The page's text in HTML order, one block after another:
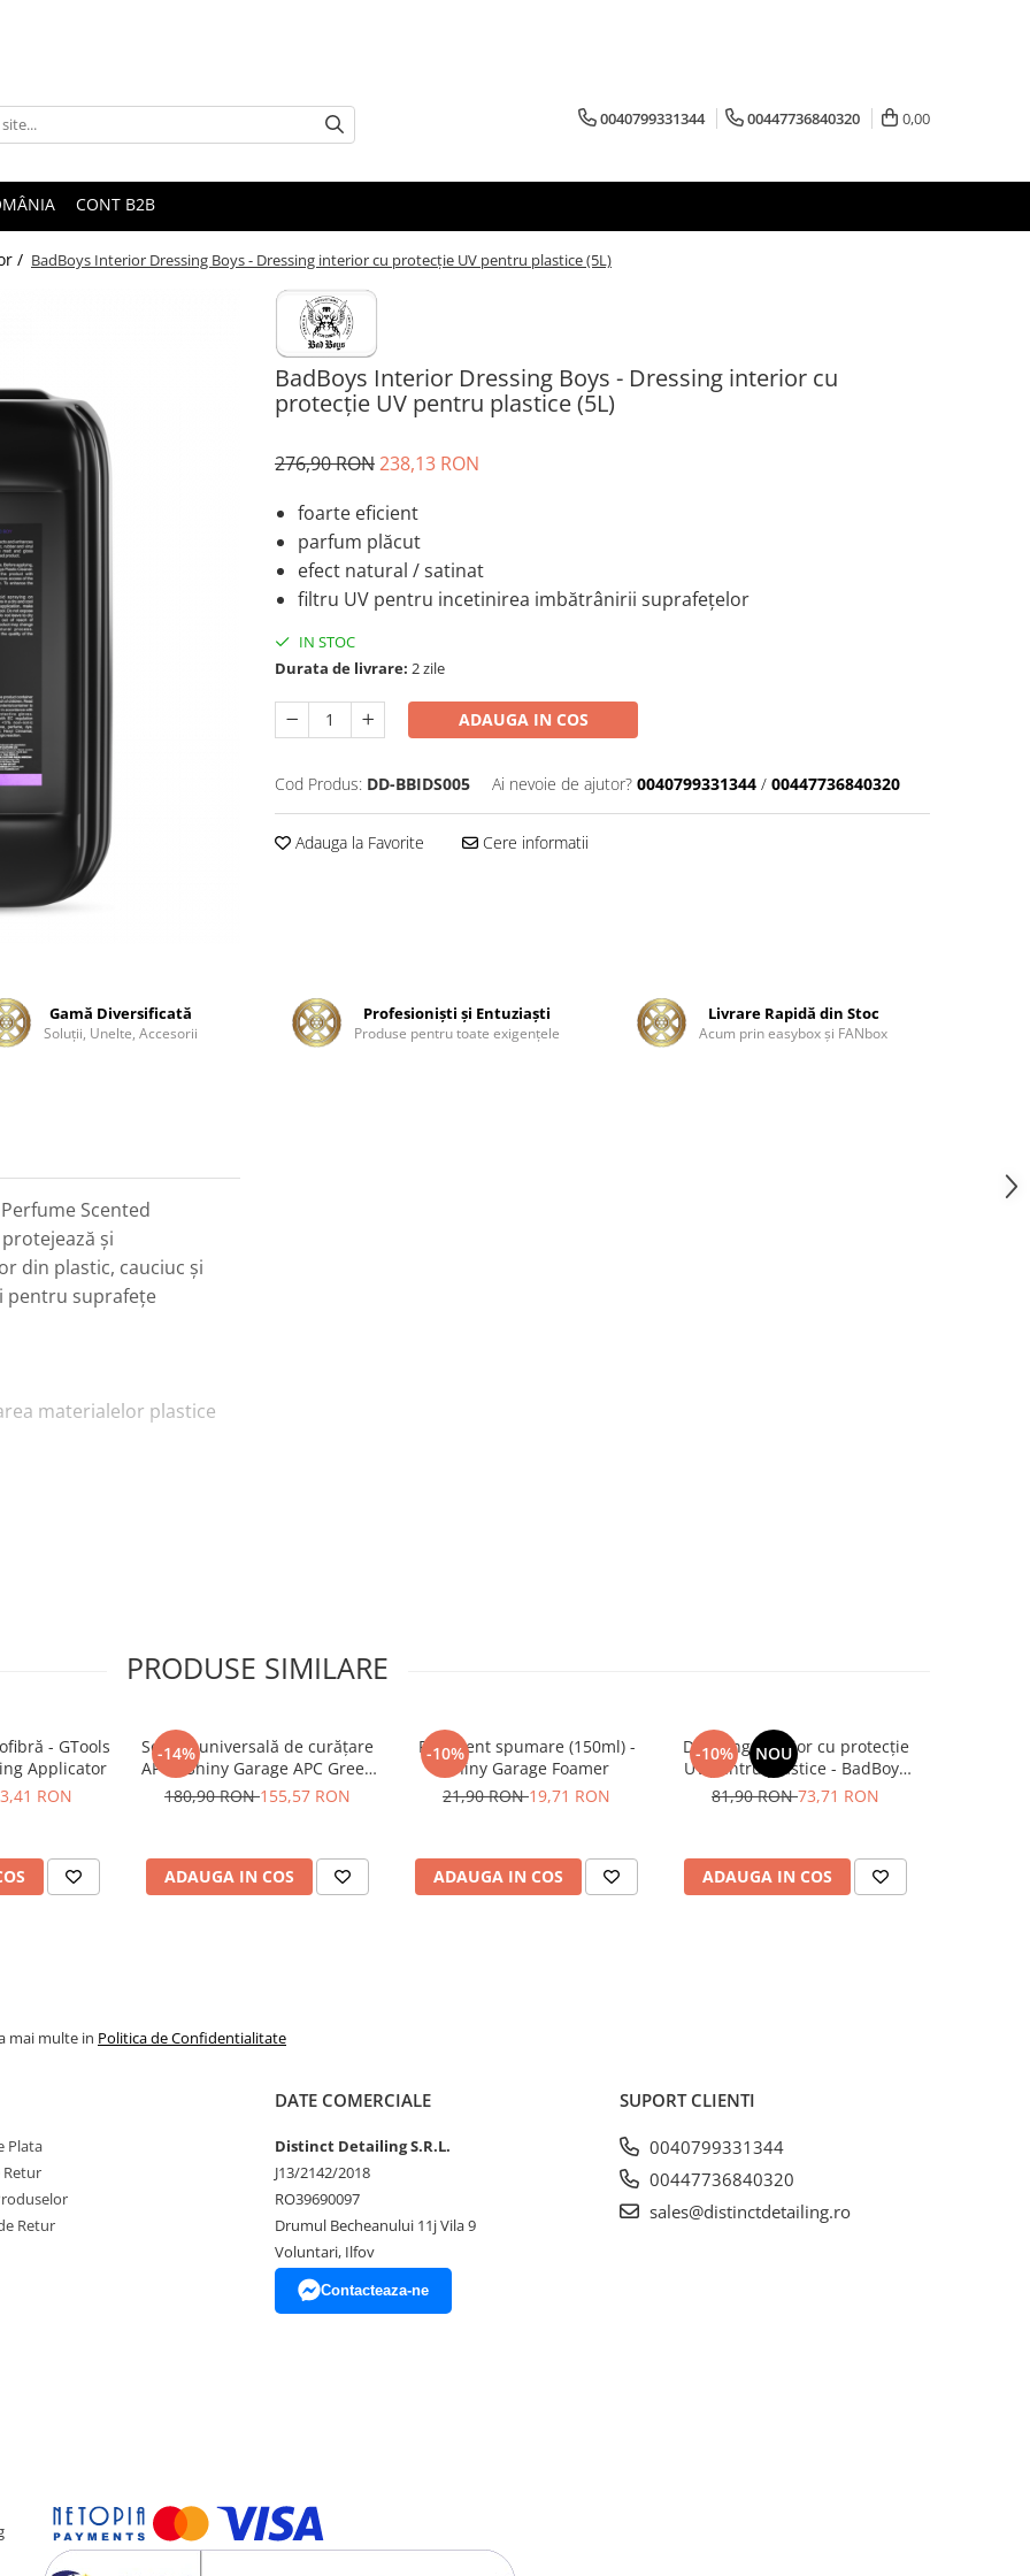
0040799331344 00447736840320 0,00
CONT B2B
/ BadBoys Interior Dressing Boys - Dressing interior cu protecție UV pentru plastice (5L)
BadBoys Interior Dressing Boys - Dressing interior cu
protecție UV pentru plastice (5L)
276,90 RON238,13 RON
foarte eficient
parfum plăcut
efect natural / satinat
filtru UV pentru incetinirea imbătrânirii suprafețelor
IN STOC
Durata de livrare: 2 zile
ADAUGA IN COS
Cod Produs: DD-BBIDS005 Ai nevoie de ajutor? 0040799331344 / 00447736840320
Adauga la Favorite Cere informatii
Gamă Diversificată
Soluţii, Unelte, Accesorii
Profesionişti şi Entuziaşti
Produse pentru toate exigenţele
Livrare Rapidă din Stoc
Acum prin easybox şi FANbox
Scented
și
din plastic, cauciuc și
pentru suprafețe
materialelor plastice
cu Interior
sau microfibra
curățat este rece
PRODUSE SIMILARE
- GTools
Applicator
RON
-14%
Soluție universală de curățare
APC - Shiny Garage APC Green
(5L)
180,90 RON155,57 RON
ADAUGA IN COS
-10%
Recipient spumare (150ml) -
Shiny Garage Foamer
21,90 RON19,71 RON
ADAUGA IN COS
-10% NOU
Dressing interior cu protecție
UV pentru plastice - BadBoys
Interior Dressing Boys (500ml)
81,90 RON73,71 RON
ADAUGA IN COS
mai multe in Politica de Confidentialitate
Plata
Retur
Retur
DATE COMERCIALE
Distinct Detailing S.R.L.
J13/2142/2018
RO39690097
Drumul Becheanului 11j Vila 9
Voluntari, Ilfov
Contacteaza-ne
SUPORT CLIENTI
0040799331344
00447736840320
sales@distinctdetailing.ro